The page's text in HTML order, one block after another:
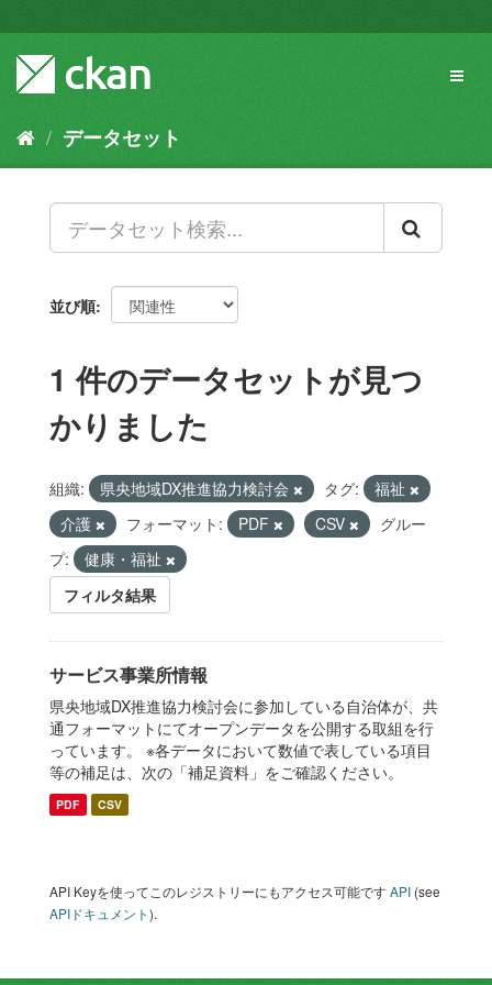
キ
容
データセット
並び順
1 件のデータセットが見つ
かりました
組織: 県央地域DX推進協力検討会 タグ:
福祉
介護
フォーマット: PDF CSV
グルー
プ:
健康・福祉
フィルタ結果
サービス事業所情報
県央地域DX推進協力検討会に参加している自治体が、共
通フォーマットにてオープンデータを公開する取組を行
っています。 ※各データにおいて数値で表している項目
等の補足は、次の「補足資料」をご確認ください。
PDF CSV
API Keyを使ってこのレジストリーにもアクセス可能ですAPI (see
APIドキュメント).